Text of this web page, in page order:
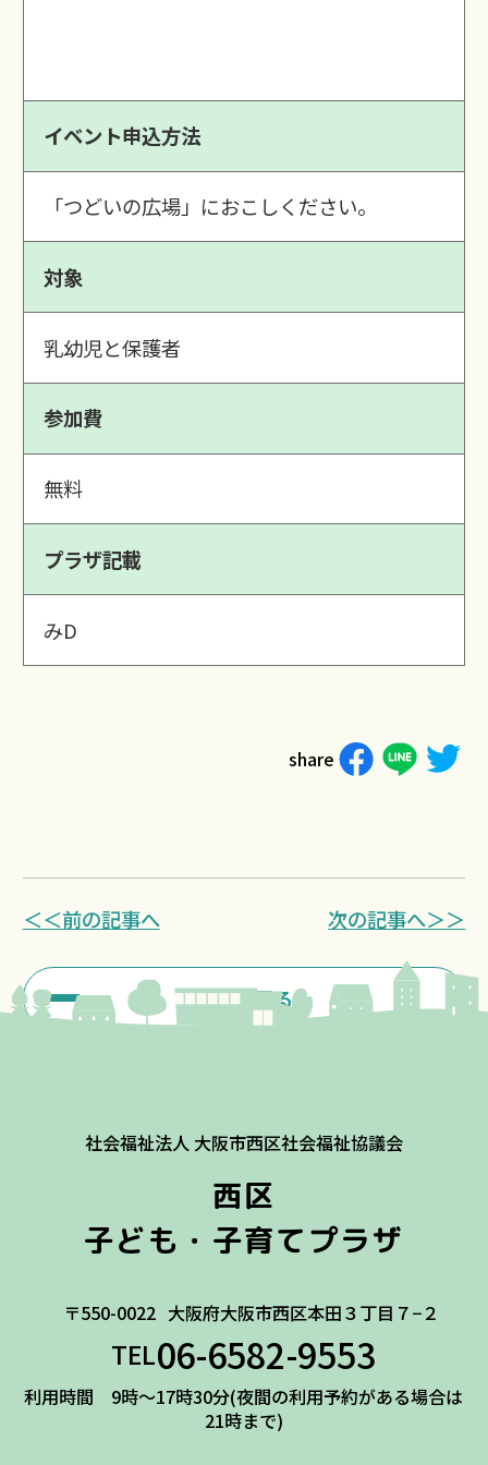
イベント申込方法
「つどいの広場」におこしください。
対象
乳幼児と保護者
参加費
無料
プラザ記載
みD
share
＜＜前の記事へ
一覧に戻る
次の記事へ＞＞
社会福祉法人 大阪市西区社会福祉協議会
西区
子ども・子育てプラザ
〒550-0022 大阪府大阪市西区本田３丁目７−２
TEL06-6582-9553
利用時間 9時～17時30分(夜間の利用予約がある場合は
21時まで)